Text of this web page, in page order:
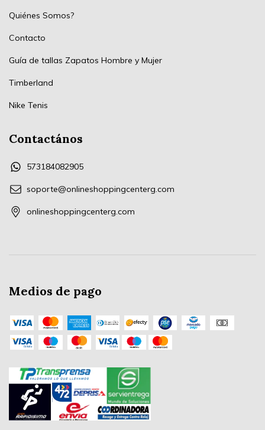
Quiénes Somos?
Contacto
Guía de tallas Zapatos Hombre y Mujer
Timberland
Nike Tenis
Contactános
573184082905
soporte@onlineshoppingcenterg.com
onlineshoppingcenterg.com
Medios de pago